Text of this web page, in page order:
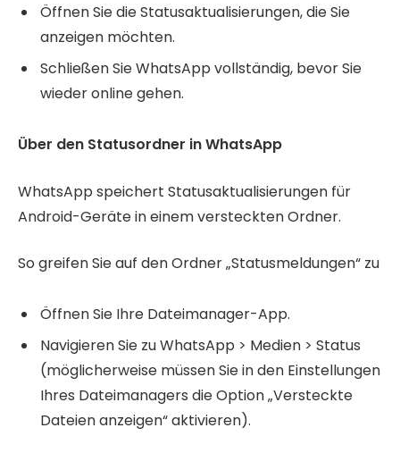
Öffnen Sie die Statusaktualisierungen, die Sie
anzeigen möchten.
Schließen Sie WhatsApp vollständig, bevor Sie
wieder online gehen.
Über den Statusordner in WhatsApp
WhatsApp speichert Statusaktualisierungen für
Android-Geräte in einem versteckten Ordner.
So greifen Sie auf den Ordner „Statusmeldungen“ zu
Öffnen Sie Ihre Dateimanager-App.
Navigieren Sie zu WhatsApp > Medien > Status
(möglicherweise müssen Sie in den Einstellungen
Ihres Dateimanagers die Option „Versteckte
Dateien anzeigen“ aktivieren).